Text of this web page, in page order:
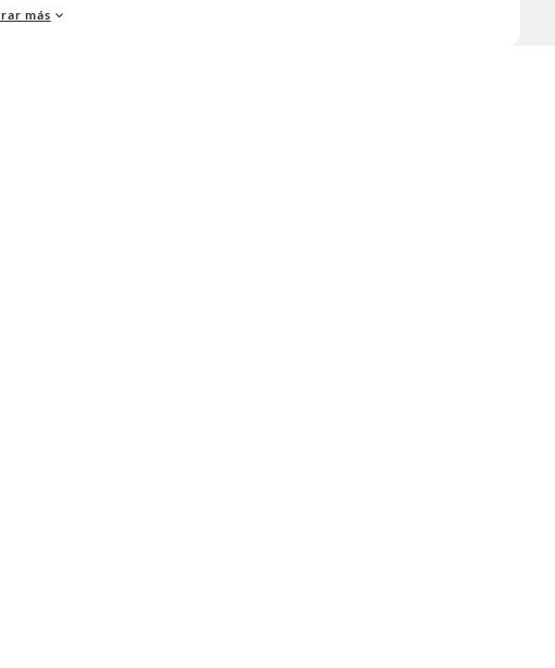
lo necesario para tus proyectos de renovación y decoración. ¡Visítanos y haz tus
más